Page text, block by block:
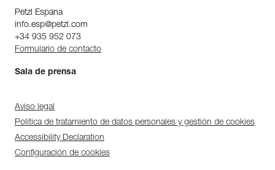
Petzl Espana
info.esp@petzl.com
+34 935 952 073
Formulario de contacto
Sala de prensa
Aviso legal
Política de tratamiento de datos personales y gestión de cookies
Accessibility Declaration
Configuración de cookies